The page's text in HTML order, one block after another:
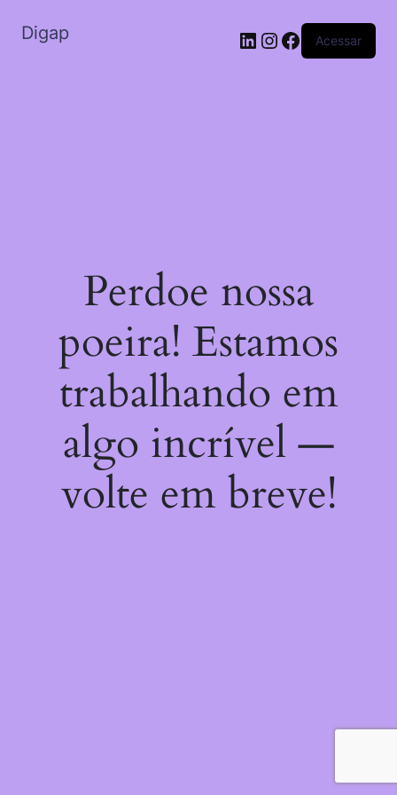
Digap Acessar
Perdoe nossa
poeira! Estamos
trabalhando em
algo incrível —
volte em breve!